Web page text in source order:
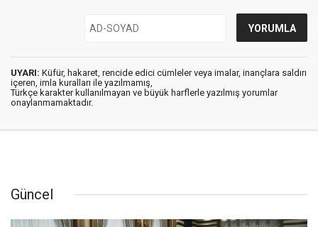
UYARI: Küfür, hakaret, rencide edici cümleler veya imalar, inançlara saldırı
içeren, imla kuralları ile yazılmamış,
Türkçe karakter kullanılmayan ve büyük harflerle yazılmış yorumlar
onaylanmamaktadır.
Güncel